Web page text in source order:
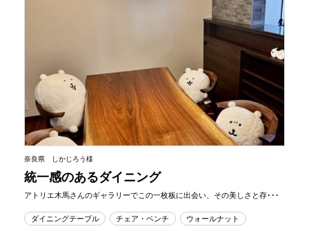
奈良県 しかじろう様
統一感のあるダイニング
アトリエ木馬さんのギャラリーでこの一枚板に出会い、その美しさと存･･･
ダイニングテーブル チェア・ベンチ ウォールナット